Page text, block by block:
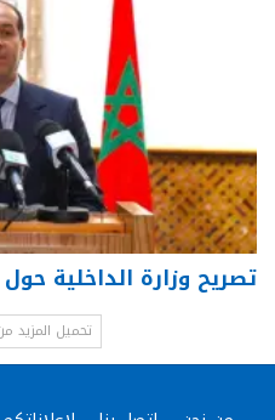
تصريح وزارة الداخلية
تحميل المزيد